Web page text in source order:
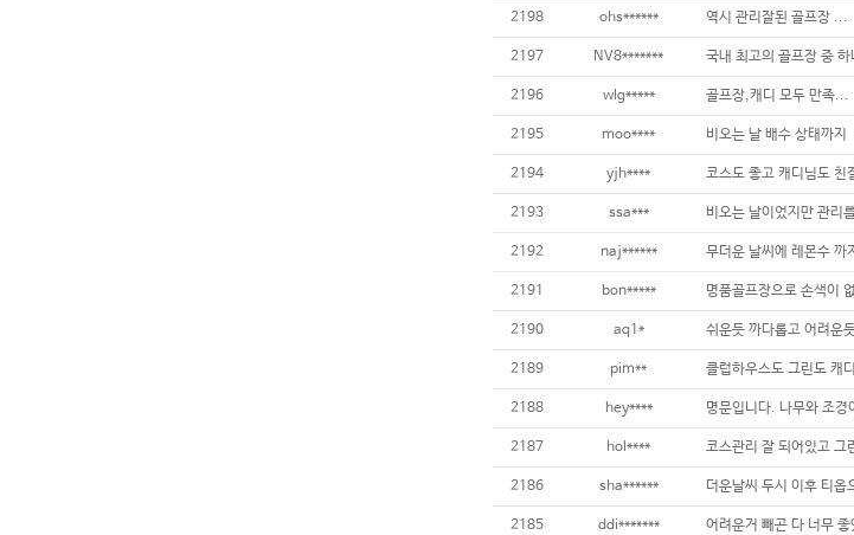
2198 ohs****** 역시 관리잘된 골프장 ...
2197 NV8*******
2196 wlg***** 골프장,캐디 모두 만족...
2195 moo****
2194 yjh****
2193 ssa***
2192 naj******
2191 bon*****
2190 aq1*
2189 pim**
2188 hey****
2187 hol****
2186 sha******
2185 ddi*******